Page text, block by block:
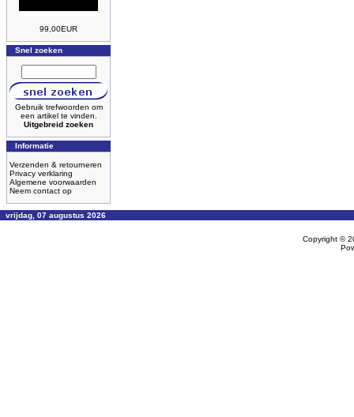
99,00EUR
Snel zoeken
Gebruik trefwoorden om
een artikel te vinden.
Uitgebreid zoeken
Informatie
Verzenden & retourneren
Privacy verklaring
Algemene voorwaarden
Neem contact op
vrijdag, 07 augustus 2026
Copyright ©